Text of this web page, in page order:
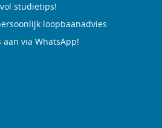
studietips!
loopbaanadvies
via WhatsApp!